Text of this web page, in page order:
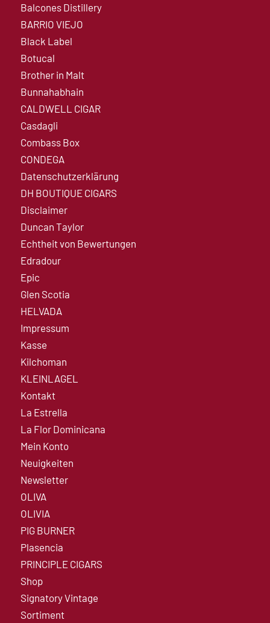
Balcones Distillery
BARRIO VIEJO
Black Label
Botucal
Brother in Malt
Bunnahabhain
CALDWELL CIGAR
Casdagli
Combass Box
CONDEGA
Datenschutzerklärung
DH BOUTIQUE CIGARS
Disclaimer
Duncan Taylor
Echtheit von Bewertungen
Edradour
Epic
Glen Scotia
HELVADA
Impressum
Kasse
Kilchoman
KLEINLAGEL
Kontakt
La Estrella
La Flor Dominicana
Mein Konto
Neuigkeiten
Newsletter
OLIVA
OLIVIA
PIG BURNER
Plasencia
PRINCIPLE CIGARS
Shop
Signatory Vintage
Sortiment